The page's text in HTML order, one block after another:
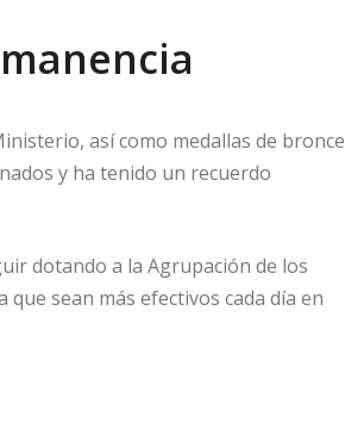
así como medallas de bronce
y ha tenido un recuerdo
dotando a la Agrupación de los
sean más efectivos cada día en